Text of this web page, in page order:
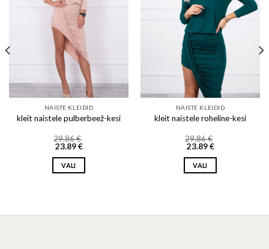
NAISTE KLEIDID
kleit naistele pulberbeež-kesi
29.86€
23.89€
VALI
multiple
NAISTE KLEIDID
kleit naistele roheline-kesi
29.86€
23.89€
VALI
multiple